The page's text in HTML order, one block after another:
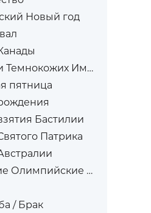
Новый год
Имеют Значение
пятница
Бастилии
Патрика
игры
/ Брак